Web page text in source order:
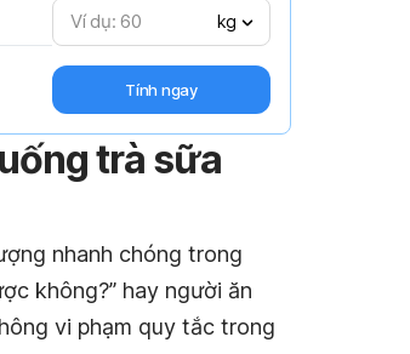
kg
Tính ngay
trà sữa
nhanh chóng trong
không?” hay người ăn
vi phạm quy tắc trong